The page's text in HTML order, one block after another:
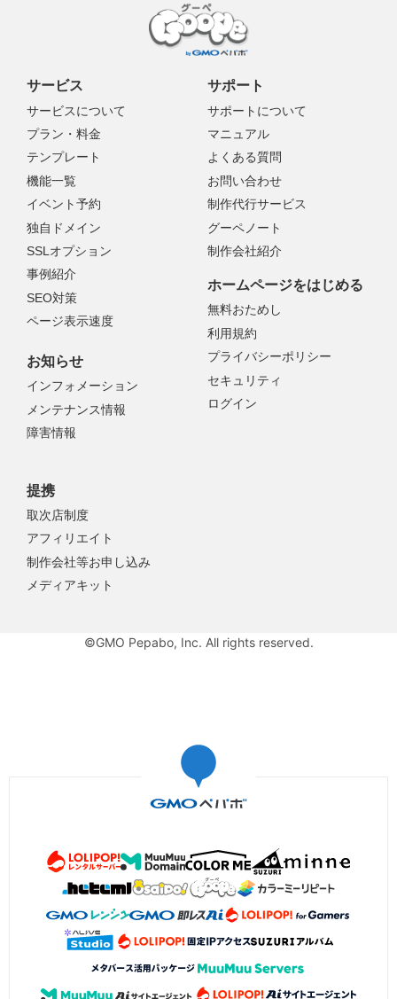
サービス
サービスについて
プラン・料金
テンプレート
機能一覧
イベント予約
独自ドメイン
SSLオプション
事例紹介
SEO対策
ページ表示速度
サポート
サポートについて
マニュアル
よくある質問
お問い合わせ
制作代行サービス
グーペノート
制作会社紹介
お知らせ
インフォメーション
メンテナンス情報
障害情報
提携
取次店制度
アフィリエイト
制作会社等お申し込み
メディアキット
ホームページをはじめる
無料おためし
利用規約
プライバシーポリシー
セキュリティ
ログイン
©GMO Pepabo, Inc. All rights reserved.